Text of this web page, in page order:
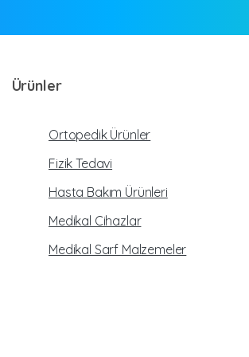
Ürünler
Ortopedik Ürünler
Fizik Tedavi
Hasta Bakım Ürünleri
Medikal Cihazlar
Medikal Sarf Malzemeler